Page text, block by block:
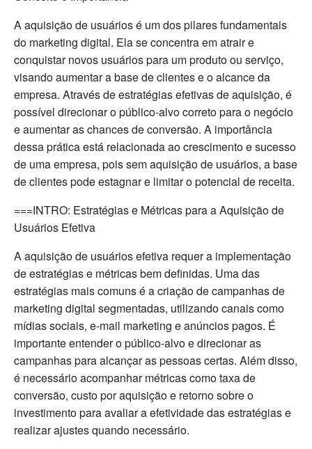
A aquisição de usuários é um dos pilares fundamentais
do marketing digital. Ela se concentra em atrair e
conquistar novos usuários para um produto ou serviço,
visando aumentar a base de clientes e o alcance da
empresa. Através de estratégias efetivas de aquisição, é
possível direcionar o público-alvo correto para o negócio
e aumentar as chances de conversão. A importância
dessa prática está relacionada ao crescimento e sucesso
de uma empresa, pois sem aquisição de usuários, a base
de clientes pode estagnar e limitar o potencial de receita.
===INTRO: Estratégias e Métricas para a Aquisição de
Usuários Efetiva
A aquisição de usuários efetiva requer a implementação
de estratégias e métricas bem definidas. Uma das
estratégias mais comuns é a criação de campanhas de
marketing digital segmentadas, utilizando canais como
mídias sociais, e-mail marketing e anúncios pagos. É
importante entender o público-alvo e direcionar as
campanhas para alcançar as pessoas certas. Além disso,
é necessário acompanhar métricas como taxa de
conversão, custo por aquisição e retorno sobre o
investimento para avaliar a efetividade das estratégias e
realizar ajustes quando necessário.